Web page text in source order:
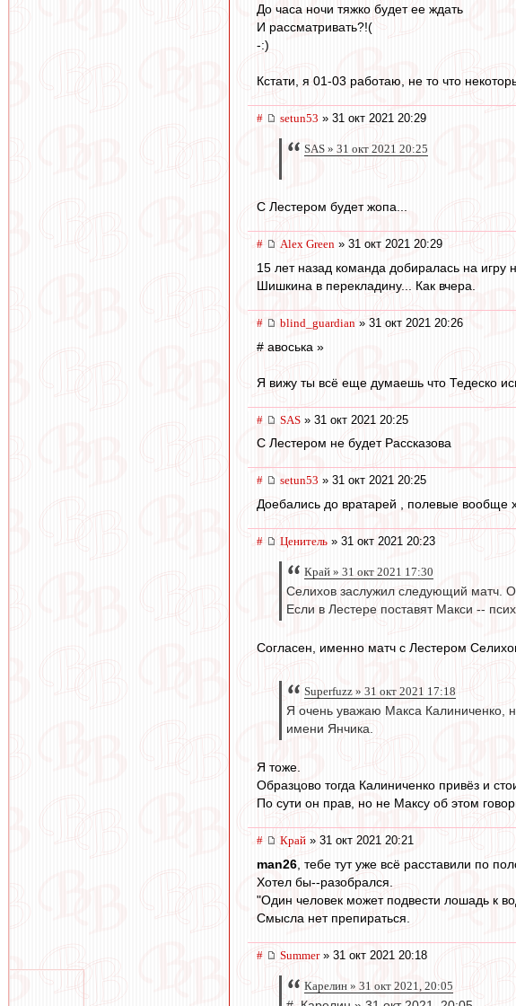
До часа ночи тяжко будет ее ждать
И рассматривать?!(
-:)
Кстати, я 01-03 работаю, не то что
# setun53 » 31 окт 2021 20:29
SAS » 31 окт 2021 20:25
С Лестером будет жопа...
# Alex Green » 31 окт 2021 20:29
15 лет назад команда добиралась на
Шишкина в перекладину... Как вчера.
# blind_guardian » 31 окт 2021 20:26
# авоська »
Я вижу ты всё еще думаешь что Тедеско
# SAS » 31 окт 2021 20:25
С Лестером не будет Рассказова
# setun53 » 31 окт 2021 20:25
Доебались до вратарей , полевые вообще
# Ценитель » 31 окт 2021 20:23
Край » 31 окт 2021 17:30
Селихов заслужил следующий матч.
Если в Лестере поставят Макси --
Согласен, именно матч с Лестером
Superfuzz » 31 окт 2021 17:18
Я очень уважаю Макса Калиниченко,
имени Янчика.
Я тоже.
Образцово тогда Калиниченко привёз и
По сути он прав, но не Максу об этом
# Край » 31 окт 2021 20:21
man26 , тебе тут уже всё расставили по
Хотел бы--разобрался.
"Один человек может подвести лошадь к
Смысла нет препираться.
# Summer» 31 окт 2021 20:18
Карелин » 31 окт 2021, 20:05